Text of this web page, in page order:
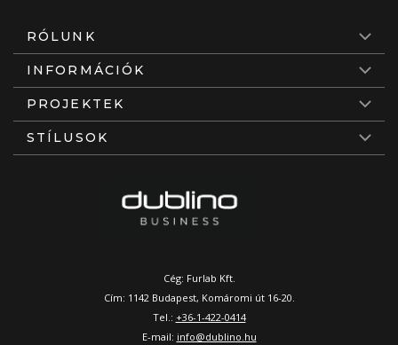
RÓLUNK
INFORMÁCIÓK
PROJEKTEK
STÍLUSOK
Cég: Furlab Kft.
Cím: 1142 Budapest, Komáromi út 16-20.
Tel.: +36-1-422-0414
E-mail: info@dublino.hu